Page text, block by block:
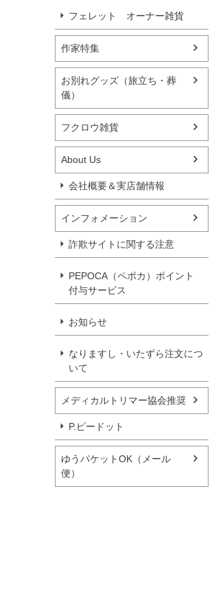
フェレット オーナー雑貨
作家特集
お別れグッズ（旅立ち・葬
儀）
フクロウ雑貨
About Us
会社概要＆実店舗情報
インフォメーション
詐欺サイトに関する注意
PEPOCA（ペポカ）ポイント
付与サービス
お知らせ
なりますし・いたずら注文につ
いて
メディカルトリマー協会推奨
P.ピードット
ゆうパケットOK（メール
便）